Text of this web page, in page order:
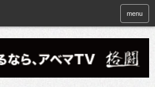
menu